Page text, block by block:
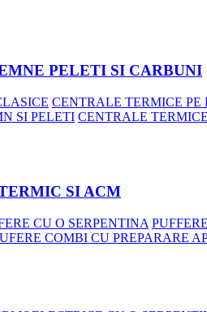
PELETI SI CARBUNI
CENTRALE TERMICE PE
SI PELETI CENTRALE
SI ACM
CU O SERPENTINA
COMBI CU PREPARARE